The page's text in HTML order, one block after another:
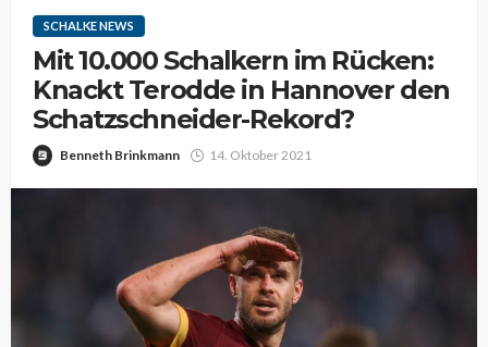
SCHALKE NEWS
Mit 10.000 Schalkern im Rücken:
Knackt Terodde in Hannover den
Schatzschneider-Rekord?
Benneth Brinkmann 14. Oktober 2021